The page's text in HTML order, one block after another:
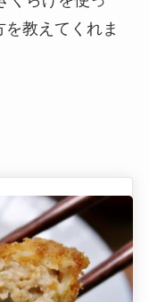
教えてくれま